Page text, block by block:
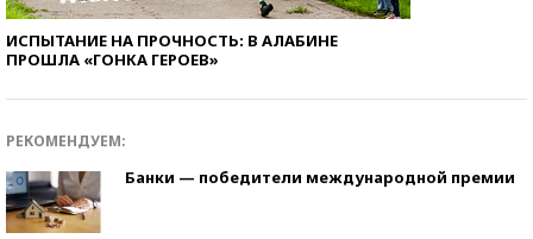
ИСПЫТАНИЕ НА ПРОЧНОСТЬ: В АЛАБИНЕ
ПРОШЛА «ГОНКА ГЕРОЕВ»
РЕКОМЕНДУЕМ:
Банки — победители международной премии